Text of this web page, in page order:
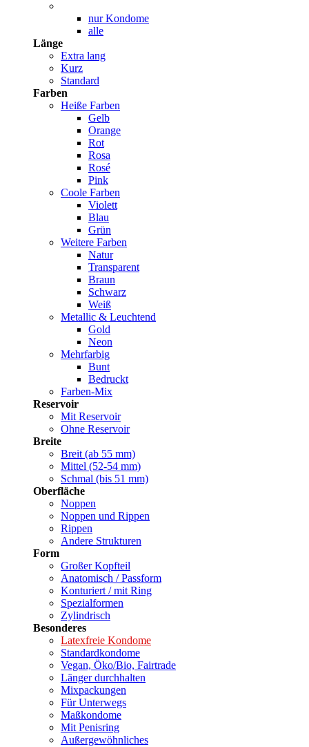
nur Kondome
alle
Länge
Extra lang
Kurz
Standard
Farben
Heiße Farben
Gelb
Orange
Rot
Rosa
Rosé
Pink
Coole Farben
Violett
Blau
Grün
Weitere Farben
Natur
Transparent
Braun
Schwarz
Weiß
Metallic & Leuchtend
Gold
Neon
Mehrfarbig
Bunt
Bedruckt
Farben-Mix
Reservoir
Mit Reservoir
Ohne Reservoir
Breite
Breit (ab 55 mm)
Mittel (52-54 mm)
Schmal (bis 51 mm)
Oberfläche
Noppen
Noppen und Rippen
Rippen
Andere Strukturen
Form
Großer Kopfteil
Anatomisch / Passform
Konturiert / mit Ring
Spezialformen
Zylindrisch
Besonderes
Latexfreie Kondome
Standardkondome
Vegan, Öko/Bio, Fairtrade
Länger durchhalten
Mixpackungen
Für Unterwegs
Maßkondome
Mit Penisring
Außergewöhnliches